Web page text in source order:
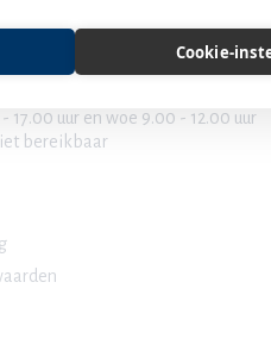
Cookie-
17.00 uur en woe 9.00 - 12.00 uur
bereikbaar